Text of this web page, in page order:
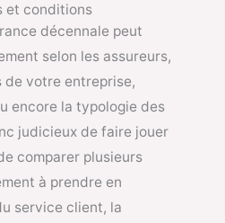
et conditions
décennale peut
selon les assureurs,
de votre entreprise,
encore la typologie des
judicieux de faire jouer
comparer plusieurs
à prendre en
service client, la